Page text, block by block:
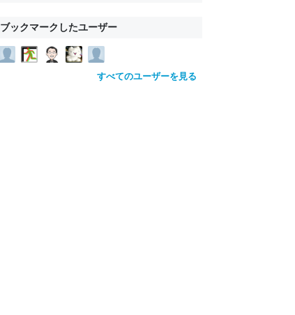
ブックマークしたユーザー
すべてのユーザーを見る